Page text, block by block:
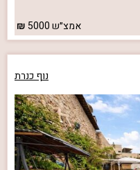
אמצ״ש5000
נוף כנרת